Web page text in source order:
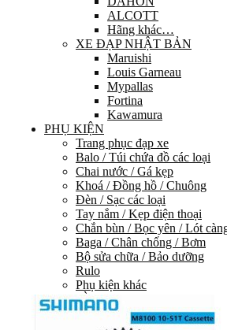
ALCOTT
Hãng khác…
XE ĐẠP NHẬT BẢN
Maruishi
Louis Garneau
Mypallas
Fortina
Kawamura
PHỤ KIỆN
Trang phục đạp xe
Balo / Túi chứa đồ các loại
Chai nước / Gá kẹp
Khoá / Đồng hồ / Chuông
Đèn / Sạc các loại
Tay nắm / Kẹp điện thoại
Chắn bùn / Bọc yên / Lót
Baga / Chân chống / Bơm
Bộ sửa chữa / Bảo dưỡng
Rulo
Phụ kiện khác
PHỤ TÙNG
HỆ THỐNG TRUYỀN LỰC
Group